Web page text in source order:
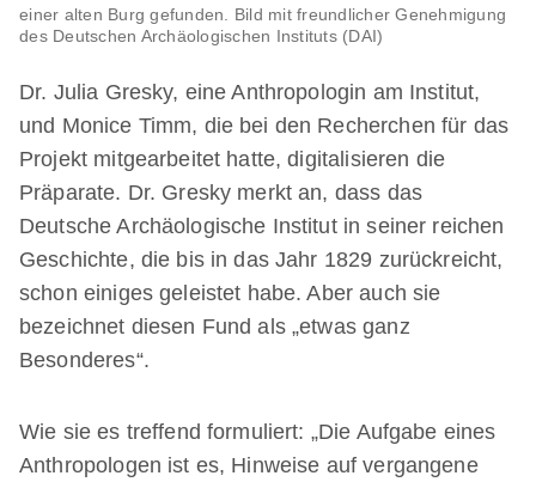
einer alten Burg gefunden. Bild mit freundlicher Genehmigung
des Deutschen Archäologischen Instituts (DAI)
Dr. Julia Gresky, eine Anthropologin am Institut,
und Monice Timm, die bei den Recherchen für das
Projekt mitgearbeitet hatte, digitalisieren die
Präparate. Dr. Gresky merkt an, dass das
Deutsche Archäologische Institut in seiner reichen
Geschichte, die bis in das Jahr 1829 zurückreicht,
schon einiges geleistet habe. Aber auch sie
bezeichnet diesen Fund als „etwas ganz
Besonderes“.
Wie sie es treffend formuliert: „Die Aufgabe eines
Anthropologen ist es, Hinweise auf vergangene